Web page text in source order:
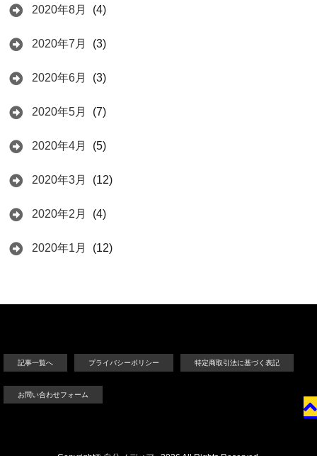
2020年8月 (4)
2020年7月 (3)
2020年6月 (3)
2020年5月 (7)
2020年4月 (5)
2020年3月 (12)
2020年2月 (4)
2020年1月 (12)
記事一覧へ プライバシーポリシー 特定商取引法に基づく表記
お問い合わせフォーム